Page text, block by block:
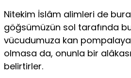
Nitekim İslâm alimleri de
göğsümüzün sol tarafında
vücudumuza kan
olmasa da, onunla bir
belirtirler.